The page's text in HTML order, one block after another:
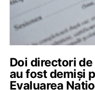
Doi directori
au fost demiși
Evaluarea